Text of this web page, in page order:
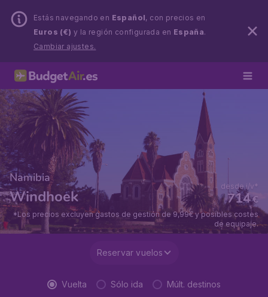
Estás navegando en Español, con precios en
Euros (€) y la región configurada en España.
Cambiar ajustes.
Namibia
Windhoek €
714
desde i/v*
*Los precios excluyen gastos de gestión de 9,99€ y posibles costes
de equipaje.
Reservar vuelos
Vuelta Sólo ida Múlt. destinos